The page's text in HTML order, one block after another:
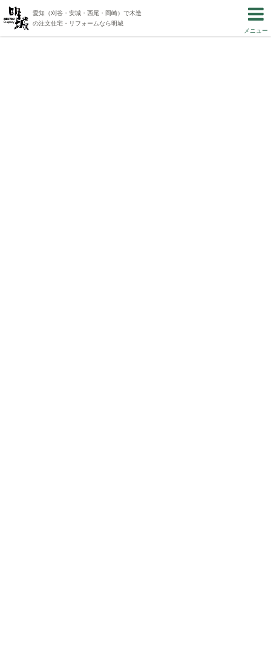
愛知（刈谷・安城・西尾・岡崎）で木造
の注文住宅・リフォームなら明城
メニュー